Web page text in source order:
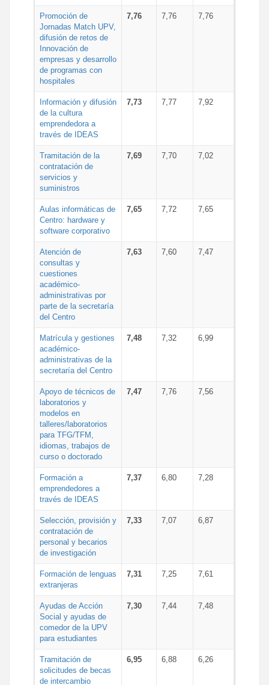
Promoción de
Jornadas Match UPV,
difusión de retos de
Innovación de
empresas y desarrollo
de programas con
hospitales
7,76 7,76 7,76
Información y difusión
de la cultura
emprendedora a
través de IDEAS
7,73 7,77 7,92
Tramitación de la
contratación de
servicios y
suministros
7,69 7,70 7,02
Aulas informáticas de
Centro: hardware y
software corporativo
7,65 7,72 7,65
Atención de
consultas y
cuestiones
académico-
administrativas por
parte de la secretaría
del Centro
7,63 7,60 7,47
Matrícula y gestiones
académico-
administrativas de la
secretaría del Centro
7,48 7,32 6,99
Apoyo de técnicos de
laboratorios y
modelos en
talleres/laboratorios
para TFG/TFM,
idiomas, trabajos de
curso o doctorado
7,47 7,76 7,56
Formación a
emprendedores a
través de IDEAS
7,37 6,80 7,28
Selección, provisión y
contratación de
personal y becarios
de investigación
7,33 7,07 6,87
Formación de lenguas
extranjeras
7,31 7,25 7,61
Ayudas de Acción
Social y ayudas de
comedor de la UPV
para estudiantes
7,30 7,44 7,48
Tramitación de
solicitudes de becas
de intercambio
6,95 6,88 6,26